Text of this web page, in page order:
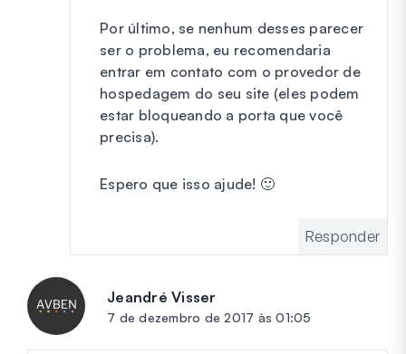
Por último, se nenhum desses parecer
ser o problema, eu recomendaria
entrar em contato com o provedor de
hospedagem do seu site (eles podem
estar bloqueando a porta que você
precisa).
Espero que isso ajude! 🙂
Responder
Jeandré Visser
7 de dezembro de 2017 às 01:05